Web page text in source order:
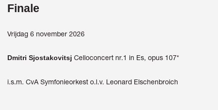
Finale
Vrijdag 6 november 2026
Dmitri Sjostakovitsj Celloconcert nr.1 in Es, opus 107*
i.s.m. CvA Symfonieorkest o.l.v. Leonard Elschenbroich